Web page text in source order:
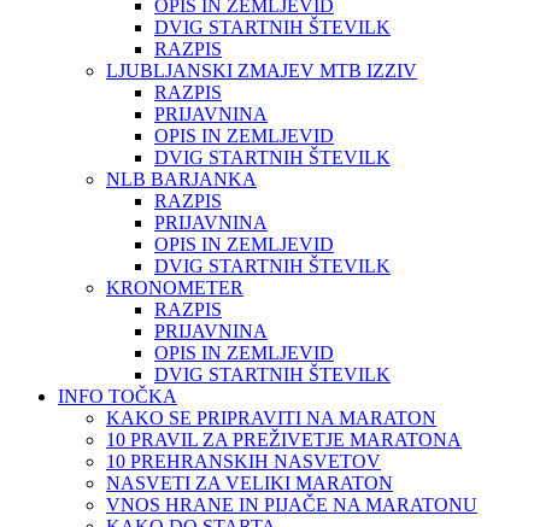
OPIS IN ZEMLJEVID
DVIG STARTNIH ŠTEVILK
RAZPIS
LJUBLJANSKI ZMAJEV MTB IZZIV
RAZPIS
PRIJAVNINA
OPIS IN ZEMLJEVID
DVIG STARTNIH ŠTEVILK
NLB BARJANKA
RAZPIS
PRIJAVNINA
OPIS IN ZEMLJEVID
DVIG STARTNIH ŠTEVILK
KRONOMETER
RAZPIS
PRIJAVNINA
OPIS IN ZEMLJEVID
DVIG STARTNIH ŠTEVILK
INFO TOČKA
KAKO SE PRIPRAVITI NA MARATON
10 PRAVIL ZA PREŽIVETJE MARATONA
10 PREHRANSKIH NASVETOV
NASVETI ZA VELIKI MARATON
VNOS HRANE IN PIJAČE NA MARATONU